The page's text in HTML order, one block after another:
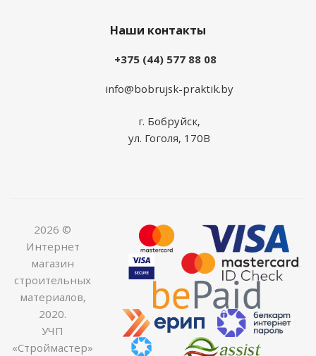
Наши контакты
+375 (44) 577 88 08
info@bobrujsk-praktik.by
г. Бобруйск,
ул. Гоголя, 170В
2026 ©
Интернет
магазин
строительных
материалов,
2020.
УЧП
«Строймастер»